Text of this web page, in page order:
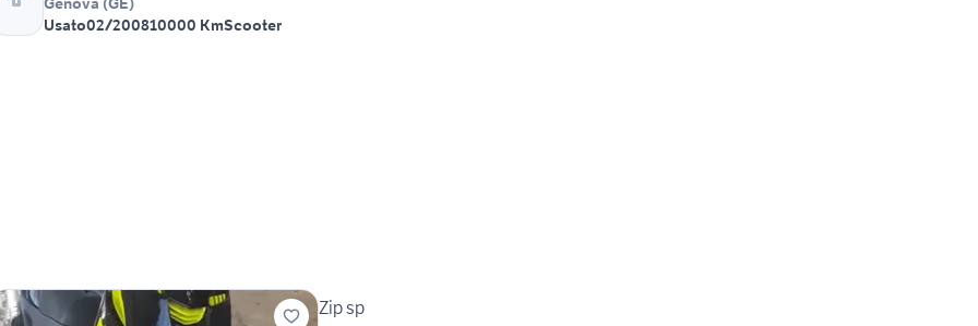
Usato02/200810000 KmScooter
Zip sp